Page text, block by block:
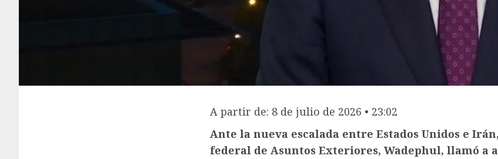
A partir de: 8 de julio de 2026 • 23:02
Ante la nueva escalada entre Estados Unidos e
federal de Asuntos Exteriores, Wadephul, llamó a